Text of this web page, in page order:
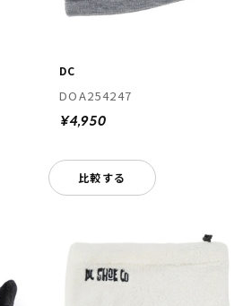
DC
DOA254247
¥4,950
比較する